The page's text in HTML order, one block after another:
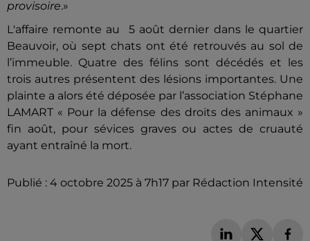
provisoire.»
L'affaire remonte au 5 août dernier dans le quartier
Beauvoir, où sept chats ont été retrouvés au sol de
l’immeuble. Quatre des félins sont décédés et les
trois autres présentent des lésions importantes. Une
plainte a alors été déposée par l’association Stéphane
LAMART « Pour la défense des droits des animaux »
fin août, pour sévices graves ou actes de cruauté
ayant entraîné la mort.
Publié : 4 octobre 2025 à 7h17 par Rédaction Intensité